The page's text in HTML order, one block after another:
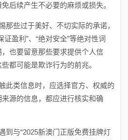
后续产生不必要的麻烦或损失。
那些过于美好、不切实际的承诺，
盈利”、“绝对安全”等绝对性词
也要留意那些要求提供个人信
都可能是欺诈行为的前兆。
此类信息时，应选择官方、权威的
源的信息，都应进行核实和确
到与“2025新澳门正版免费挂牌灯